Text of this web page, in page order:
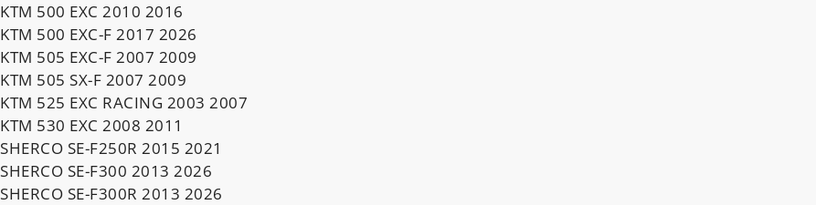
KTM 500 EXC 2010 2016
KTM 500 EXC-F 2017 2026
KTM 505 EXC-F 2007 2009
KTM 505 SX-F 2007 2009
KTM 525 EXC RACING 2003 2007
KTM 530 EXC 2008 2011
SHERCO SE-F250R 2015 2021
SHERCO SE-F300 2013 2026
SHERCO SE-F300R 2013 2026